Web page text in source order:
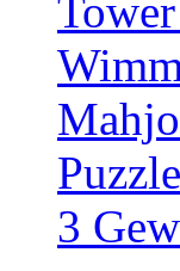
Puzzle
3